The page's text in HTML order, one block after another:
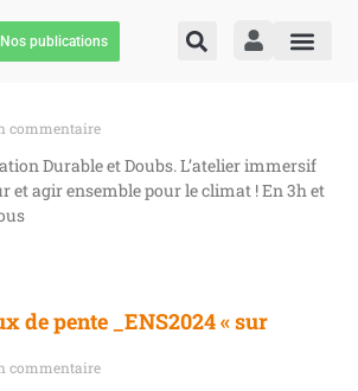
Nos publications
commentaire
Durable et Doubs. L’atelier immersif
et agir ensemble pour le climat ! En 3h et
de pente _ENS2024 « sur
commentaire